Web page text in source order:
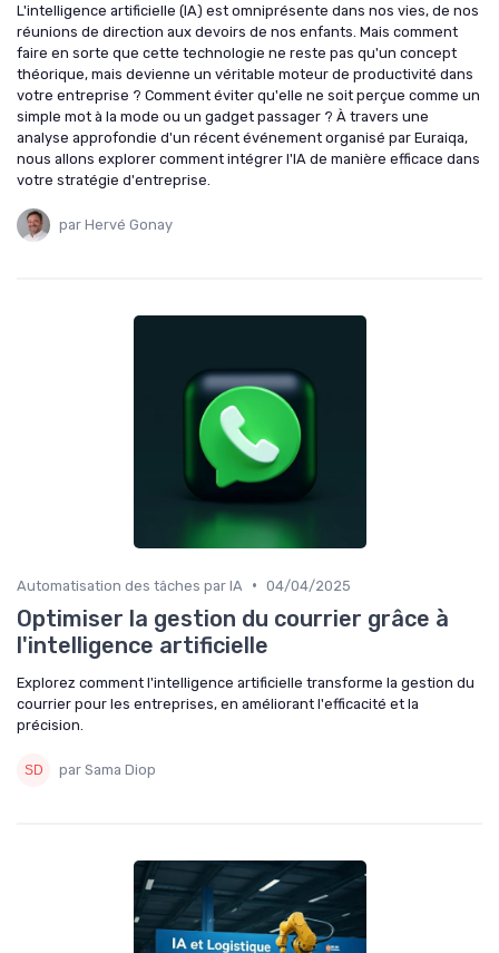
L'intelligence artificielle (IA) est omniprésente dans nos vies, de nos
réunions de direction aux devoirs de nos enfants. Mais comment
faire en sorte que cette technologie ne reste pas qu'un concept
théorique, mais devienne un véritable moteur de productivité dans
votre entreprise ? Comment éviter qu'elle ne soit perçue comme un
simple mot à la mode ou un gadget passager ? À travers une
analyse approfondie d'un récent événement organisé par Euraiqa,
nous allons explorer comment intégrer l'IA de manière efficace dans
votre stratégie d'entreprise.
par Hervé Gonay
Automatisation des tâches par IA • 04/04/2025
Optimiser la gestion du courrier grâce à
l'intelligence artificielle
Explorez comment l'intelligence artificielle transforme la gestion du
courrier pour les entreprises, en améliorant l'efficacité et la
précision.
par Sama Diop